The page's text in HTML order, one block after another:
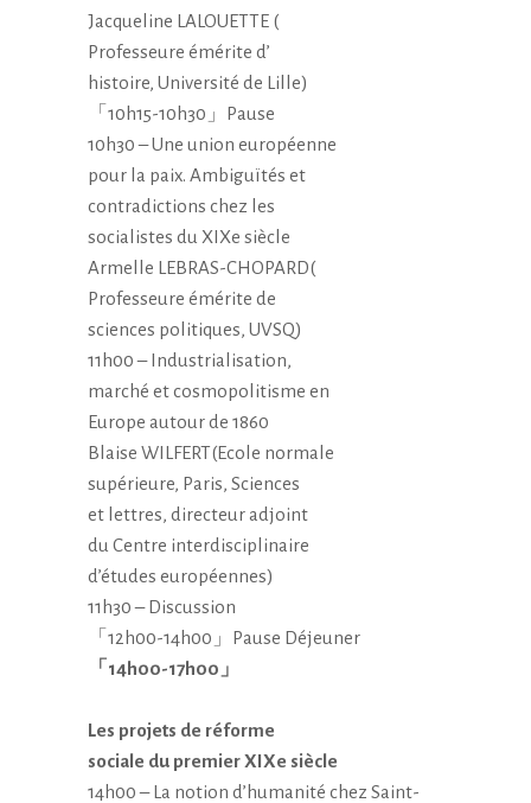
Jacqueline LALOUETTE (
Professeure émérite d’
histoire, Université de Lille)
「10h15-10h30」Pause
10h30 – Une union européenne
pour la paix. Ambiguïtés et
contradictions chez les
socialistes du XIXe siècle
Armelle LEBRAS-CHOPARD(
Professeure émérite de
sciences politiques, UVSQ)
11h00 – Industrialisation,
marché et cosmopolitisme en
Europe autour de 1860
Blaise WILFERT(Ecole normale
supérieure, Paris, Sciences
et lettres, directeur adjoint
du Centre interdisciplinaire
d’études européennes)
11h30 – Discussion
「12h00-14h00」Pause Déjeuner
「14h00-17h00」
Les projets de réforme
sociale du premier XIXe siècle
14h00 – La notion d’humanité chez Saint-